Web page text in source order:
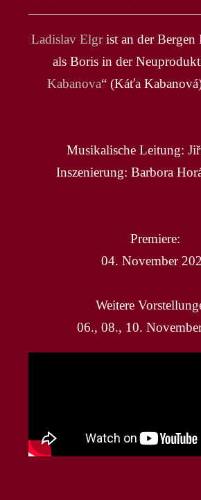
Ladislav Elgrist an der Bergen
als Boris in der
Kabanova“ (Káťa
Musikalische Leitung:
Inszenierung: Barbora
Premiere:
04. November
Weitere
06., 08., 10.